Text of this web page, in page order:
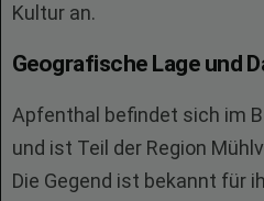
Kultur an.
Geografische Lage und
Apfenthal befindet sich im
und ist Teil der Region
Die Gegend ist bekannt für